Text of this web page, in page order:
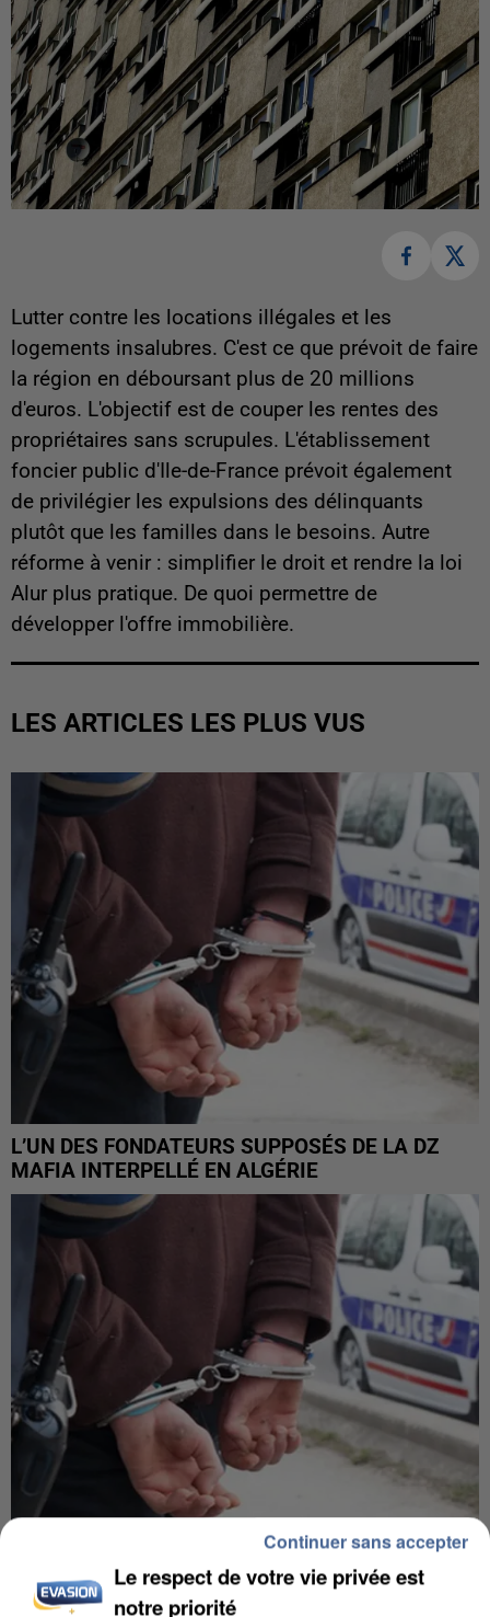
Lutter contre les locations illégales et les
logements insalubres. C'est ce que prévoit de faire
la région en déboursant plus de 20 millions
d'euros. L'objectif est de couper les rentes des
propriétaires sans scrupules. L'établissement
foncier public d'Ile-de-France prévoit également
de privilégier les expulsions des délinquants
plutôt que les familles dans le besoins. Autre
réforme à venir : simplifier le droit et rendre la loi
Alur plus pratique. De quoi permettre de
développer l'offre immobilière.
LES ARTICLES LES PLUS VUS
L’UN DES FONDATEURS SUPPOSÉS DE LA DZ
MAFIA INTERPELLÉ EN ALGÉRIE
UN SECOND CADRE DE LA DZ MAFIA
INTERPELLÉ EN ALGÉRIE
Le respect de votre vie privée est
notre priorité
Continuer sans accepter